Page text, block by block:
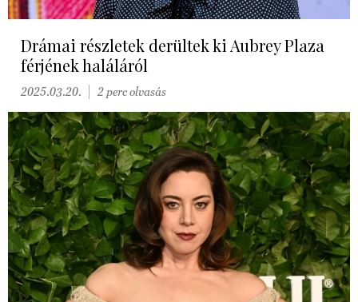
Drámai részletek derültek ki Aubrey Plaza
férjének haláláról
2025.03.20. 2 perc olvasás